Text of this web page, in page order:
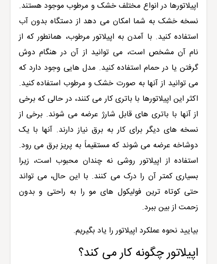
اپیلاتورها در انواع مختلف خشک و مرطوب موجود هستند.
نسخه خشک به شما امکان می دهد از دستگاه بدون آب
استفاده کنید. با آمدن به اپیلاتور مرطوب، همانطور که از
نام آن مشخص است، می توانید از آن در هنگام دوش
گرفتن یا در حمام استفاده کنید. مدل هایی وجود دارد که
می توانید از آنها به صورت خشک و مرطوب استفاده کنید.
اکثر این اپیلاتورها با باتری کار می کنند، در حالی که برخی
از آنها با باتری های قابل شارژ عرضه می شوند. برخی از
نسخه های دیگر برای کار به برق نیاز دارند. آنها با یک
دوشاخه عرضه می شوند که مستقیماً به پریز برق می رود.
استفاده از اپیلاتور روشی نه چندان محبوب است، زیرا
بسیاری کمتر آن را درک می کنند. با این حال، می تواند
حتی کوتاه ترین فولیکول های مو را به راحتی و بدون
زحمت از بین ببرد.
بیایید نحوه عملکرد اپیلاتور را یاد بگیریم.
اپیلاتور چگونه کار می کند؟